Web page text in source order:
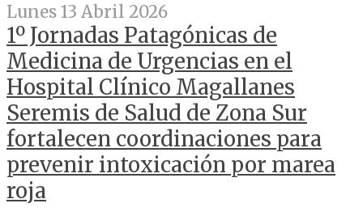
Lunes 13 Abril 2026
1º Jornadas Patagónicas de
Medicina de Urgencias en el
Hospital Clínico Magallanes
Seremis de Salud de Zona Sur
fortalecen coordinaciones para
prevenir intoxicación por marea
roja